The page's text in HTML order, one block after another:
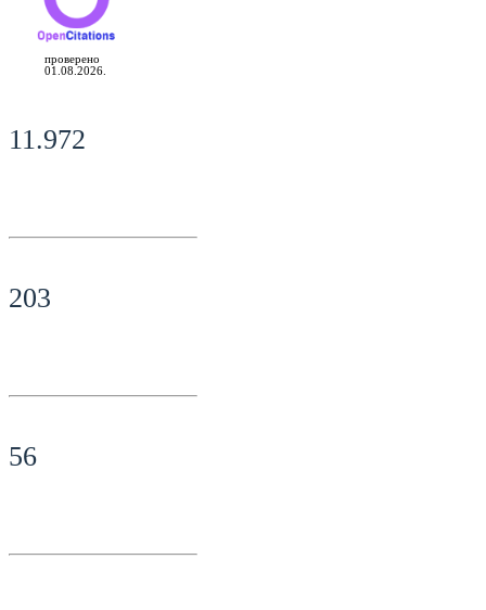
проверено
01.08.2026.
11.972
203
56